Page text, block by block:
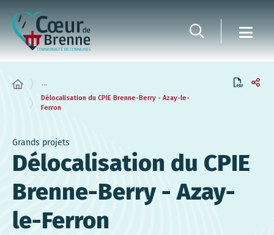
...
Délocalisation du CPIE Brenne-Berry - Azay-le-
Ferron
Grands projets
Délocalisation du CPIE
Brenne-Berry - Azay-
le-Ferron